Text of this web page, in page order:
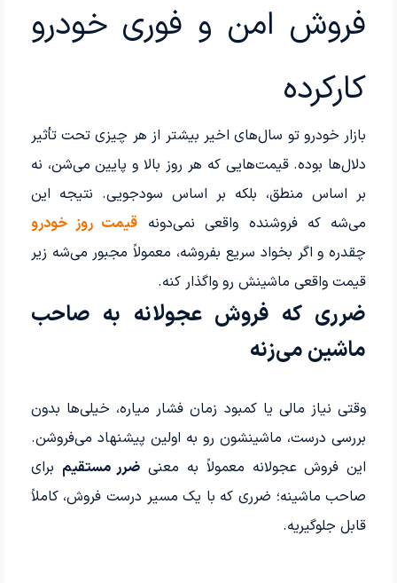
فروش امن و فوری خودرو
کارکرده
بازار خودرو تو سال‌های اخیر بیشتر از هر چیزی تحت تأثیر
دلال‌ها بوده. قیمت‌هایی که هر روز بالا و پایین می‌شن، نه
بر اساس منطق، بلکه بر اساس سودجویی. نتیجه این
می‌شه که فروشنده واقعی نمی‌دونه قیمت روز خودرو
چقدره و اگر بخواد سریع بفروشه، معمولاً مجبور می‌شه زیر
قیمت واقعی ماشینش رو واگذار کنه.
ضرری که فروش عجولانه به صاحب
ماشین می‌زنه
وقتی نیاز مالی یا کمبود زمان فشار میاره، خیلی‌ها بدون
بررسی درست، ماشینشون رو به اولین پیشنهاد می‌فروشن.
این فروش عجولانه معمولاً به معنی ضرر مستقیم برای
صاحب ماشینه؛ ضرری که با یک مسیر درست فروش، کاملاً
قابل جلوگیریه.